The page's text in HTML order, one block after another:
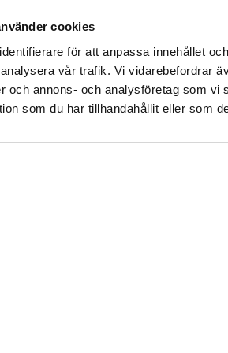
cookies
för att anpassa innehållet
vår trafik. Vi vidarebefordrar
och annons- och analysföretag som
som du har tillhandahållit eller som
20